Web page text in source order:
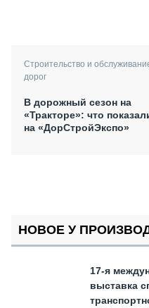
Строительство и
дорог
В дорожный сезон на
«Тракторе»: что
на «ДорСтройЭкспо»
НОВОЕ У
17-я
выставка